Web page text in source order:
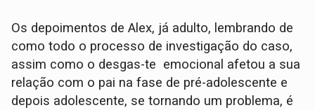
Os depoimentos de Alex, já adulto, lembrando de
como todo o processo de investigação do caso,
assim como o desgas-te emocional afetou a sua
relação com o pai na fase de pré-adolescente e
depois adolescente, se tornando um problema, é